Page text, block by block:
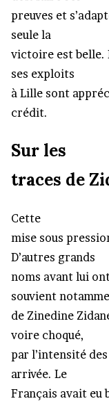
preuves et
seule la
victoire est belle.
ses exploits
à Lille sont
crédit.
Sur les
traces de
Cette
mise sous
D’autres grands
noms avant lui
souvient
de Zinedine
voire choqué,
par l’intensité
arrivée. Le
Français avait eu